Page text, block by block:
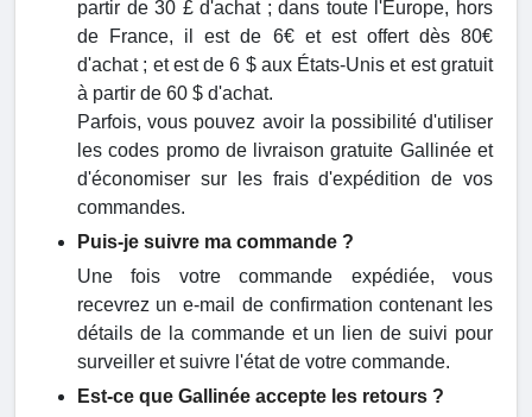
partir de 30 £ d'achat ; dans toute l'Europe, hors
de France, il est de 6€ et est offert dès 80€
d'achat ; et est de 6 $ aux États-Unis et est gratuit
à partir de 60 $ d'achat.
Parfois, vous pouvez avoir la possibilité d'utiliser
les codes promo de livraison gratuite Gallinée et
d'économiser sur les frais d'expédition de vos
commandes.
Puis-je suivre ma commande ?
Une fois votre commande expédiée, vous
recevrez un e-mail de confirmation contenant les
détails de la commande et un lien de suivi pour
surveiller et suivre l'état de votre commande.
Est-ce que Gallinée accepte les retours ?